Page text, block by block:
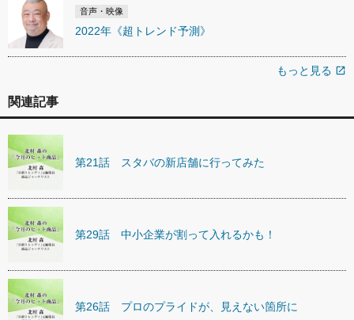
音声・映像
2022年《超トレンド予測》
もっと見る open_in_new
関連記事
第21話 スタバの新店舗に行ってみた
第29話 中小企業が割って入れるかも！
第26話 プロのプライドが、見えない箇所に